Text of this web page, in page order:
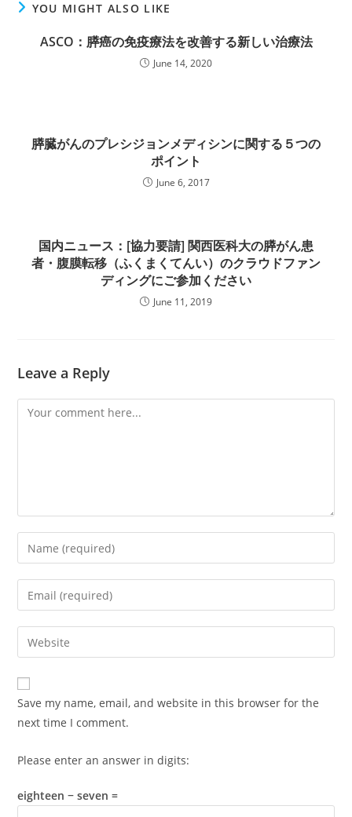
YOU MIGHT ALSO LIKE
ASCO：膵癌の免疫療法を改善する新しい治療法
June 14, 2020
膵臓がんのプレシジョンメディシンに関する５つの
ポイント
June 6, 2017
国内ニュース：[協力要請] 関西医科大の膵がん患
者・腹膜転移（ふくまくてんい）のクラウドファン
ディングにご参加ください
June 11, 2019
Leave a Reply
Comment
Enter
your
name
comment
Enter
your
email
address
comment
Enter
your
website
URL
(optional)
Save my name, email, and website in this browser for the
next time I comment.
Please enter an answer in digits:
eighteen − seven =